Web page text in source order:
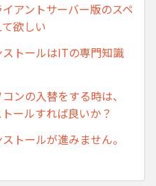
イアントサーバー版のスペ
欲しい
ストールはITの専門知識
ンの入替をする時は、
ールすれば良いか？
トールが進みません。